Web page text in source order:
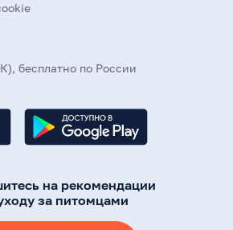
бесплатно по России
на рекомендации
за питомцами